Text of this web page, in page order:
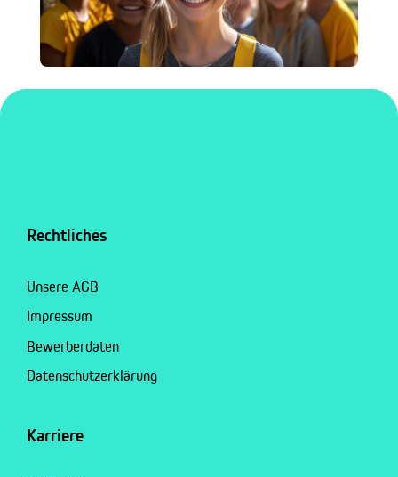
Rechtliches
Unsere AGB
Impressum
Bewerberdaten
Datenschutzerklärung
Karriere